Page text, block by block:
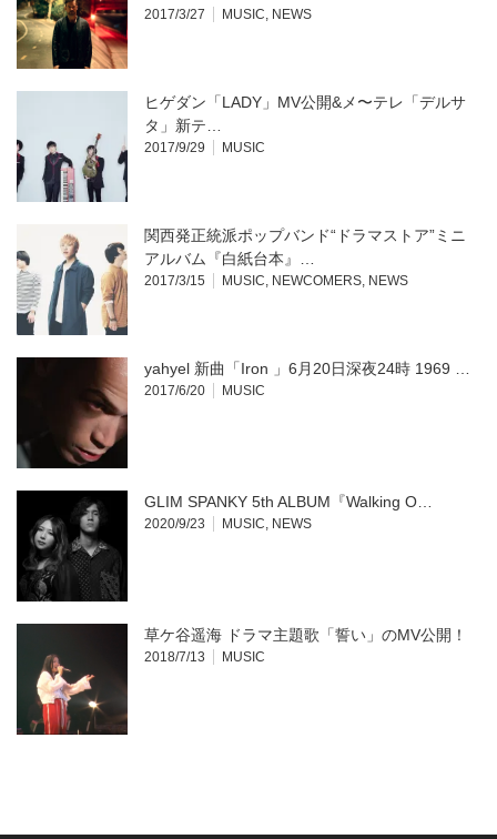
2017/3/27 MUSIC, NEWS
ヒゲダン「LADY」MV公開&メ〜テレ「デルサ
タ」新テ…
2017/9/29 MUSIC
関西発正統派ポップバンド“ドラマストア”ミニ
アルバム『白紙台本』…
2017/3/15 MUSIC, NEWCOMERS, NEWS
yahyel 新曲「Iron 」6月20日深夜24時 1969 …
2017/6/20 MUSIC
GLIM SPANKY 5th ALBUM『Walking O…
2020/9/23 MUSIC, NEWS
草ケ谷遥海 ドラマ主題歌「誓い」のMV公開！
2018/7/13 MUSIC